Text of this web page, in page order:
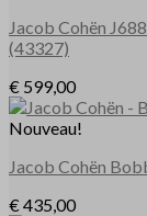
Jacob Cohën J688
(43327)
€ 599,00
Nouveau!
Jacob Cohën
€435,00